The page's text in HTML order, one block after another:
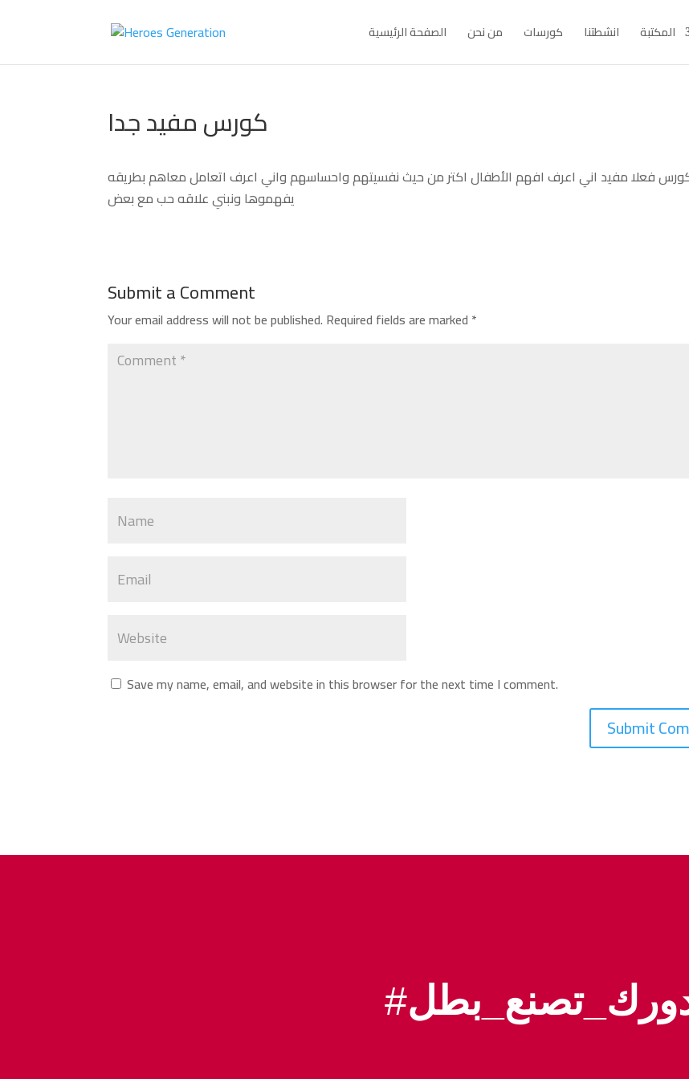
الصفحة الرئيسية من نحن كورسات انشطتنا المكتبة
كورس مفيد جدا
فعلا مفيد اني اعرف افهم الأطفال اكتر من حيث نفسيتهم واحساسهم واني اعرف اتعامل معاهم بطريقه
يفهموها ونبني علاقه حب مع بعض
Submit a Comment
Your email address will not be published. Required fields are marked *
Save my name, email, and website in this browser for the next time I comment.
#